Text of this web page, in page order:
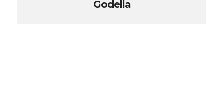
Godella